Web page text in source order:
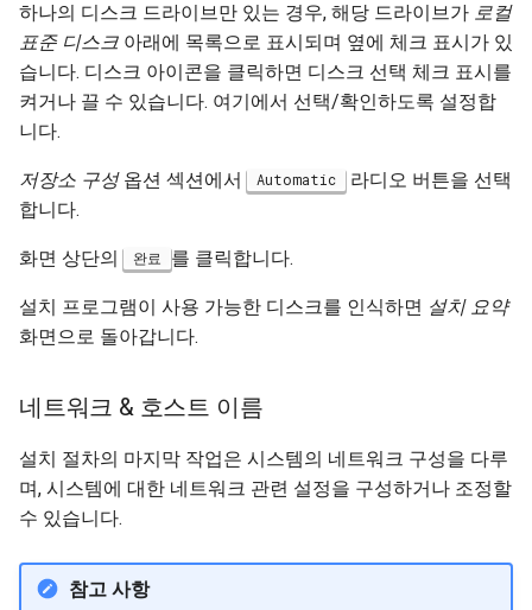
하나의 디스크 드라이브만 있는 경우, 해당 드라이브가 로컬
표준 디스크 아래에 목록으로 표시되며 옆에 체크 표시가 있
습니다. 디스크 아이콘을 클릭하면 디스크 선택 체크 표시를
켜거나 끌 수 있습니다. 여기에서 선택/확인하도록 설정합
니다.
저장소 구성옵션 섹션에서 Automatic 라디오 버튼을 선택
합니다.
화면 상단의 완료 를 클릭합니다.
설치 프로그램이 사용 가능한 디스크를 인식하면 설치 요약
화면으로 돌아갑니다.
네트워크 & 호스트 이름
설치 절차의 마지막 작업은 시스템의 네트워크 구성을 다루
며, 시스템에 대한 네트워크 관련 설정을 구성하거나 조정할
수 있습니다.
참고 사항